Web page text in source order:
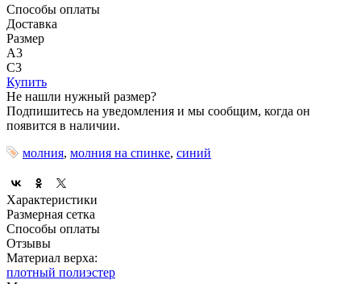
Способы оплаты
Доставка
Размер
A3
C3
Купить
Не нашли нужный размер?
Подпишитесь на уведомления и мы сообщим, когда он
появится в наличии.
молния, молния на спинке, синий
Характеристики
Размерная сетка
Способы оплаты
Отзывы
Материал верха:
плотный полиэстер